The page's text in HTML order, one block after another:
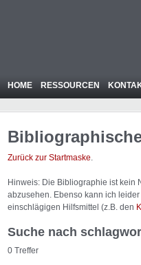
HOME RESSOURCEN
Zurück zur Startmaske.
Hinweis: Die Bibliographie ist kein
abzusehen. Ebenso kann ich
einschlägigen Hilfsmittel (z.B. den
Suche nach
0 Treffer